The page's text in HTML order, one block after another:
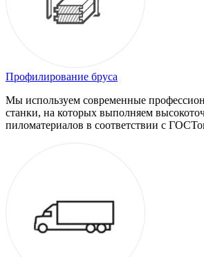
Профилирование бруса
Мы используем современные
станки, на которых выполняем
пиломатериалов в соответствии с